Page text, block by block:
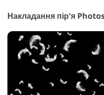
Накладання пір'я